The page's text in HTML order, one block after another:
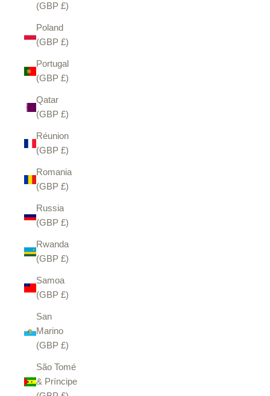
(GBP £)
Poland
(GBP £)
Portugal
(GBP £)
Qatar
(GBP £)
Réunion
(GBP £)
Romania
(GBP £)
Russia
(GBP £)
Rwanda
(GBP £)
Samoa
(GBP £)
San
Marino
(GBP £)
São Tomé
& Príncipe